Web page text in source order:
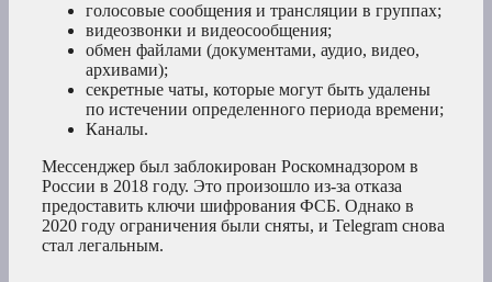
голосовые сообщения и трансляции в группах;
видеозвонки и видеосообщения;
обмен файлами (документами, аудио, видео,
архивами);
секретные чаты, которые могут быть удалены
по истечении определенного периода времени;
Каналы.
Мессенджер был заблокирован Роскомнадзором в
России в 2018 году. Это произошло из-за отказа
предоставить ключи шифрования ФСБ. Однако в
2020 году ограничения были сняты, и Telegram снова
стал легальным.